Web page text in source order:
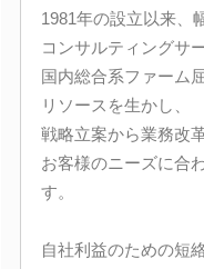
1981年の設立以来、
コンサルティングサ
国内総合系ファーム
リソースを生かし、
戦略立案から業務改
お客様のニーズに合
す。
自社利益のための短